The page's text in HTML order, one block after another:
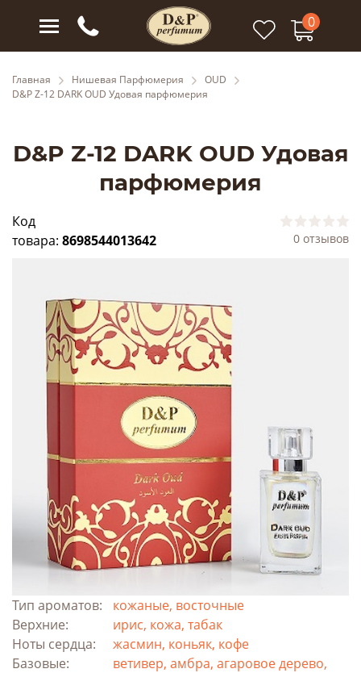
0
Главная Нишевая Парфюмерия
OUD
D&P Z-12 DARK OUD Удовая парфюмерия
D&P Z-12 DARK OUD Удовая
парфюмерия
Код
товара: 8698544013642 0 отзывов
Тип ароматов:
кожаные, восточные
Верхние:
ирис, кожа, табак
Ноты сердца:
жасмин, коньяк, кофе
Базовые:
ветивер, амбра, агаровое дерево,